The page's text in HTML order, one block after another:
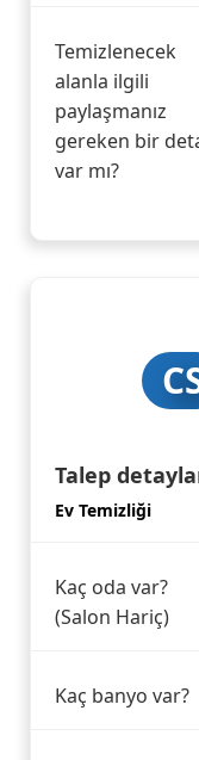
Temizlenecek
alanla ilgili
paylaşmanız
gereken bir
var mı?
Talep
Ev Temizliği
Kaç oda var?
(Salon Hariç)
Kaç banyo var?